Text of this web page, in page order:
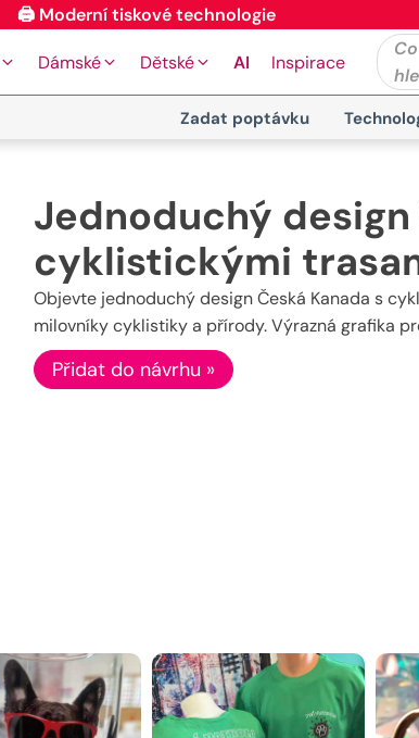
🖨️ Moderní tiskové technologie
Dámské Dětské AI Inspirace
Co
Zadat poptávku
Jednoduchý design
cyklistickými
Objevte jednoduchý design Česká Kanada s
milovníky cyklistiky a přírody. Výrazná grafika
Přidat do návrhu »